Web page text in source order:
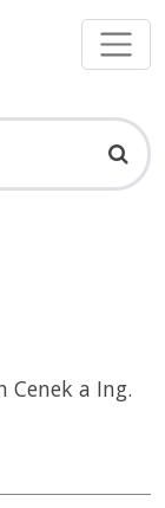
Cenek a Ing.